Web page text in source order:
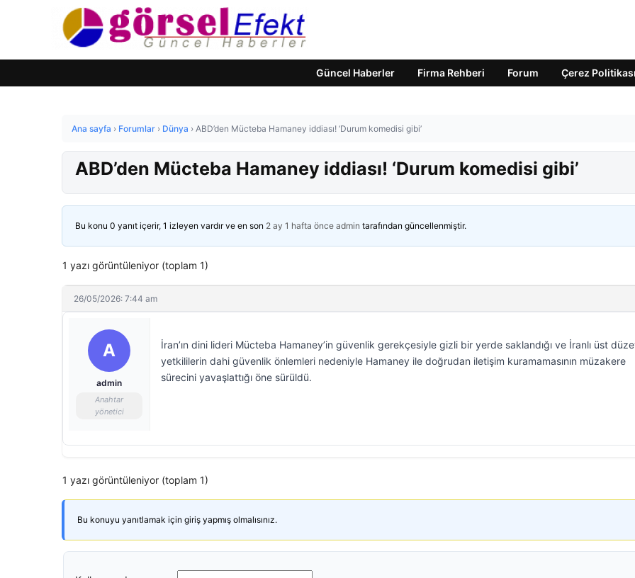
Güncel Haberler Firma Rehberi Forum Çerez Politikası
Ana sayfa › Forumlar › Dünya › ABD’den Mücteba Hamaney iddiası! ‘Durum komedisi gibi’
ABD’den Mücteba Hamaney iddiası! ‘Durum komedisi gibi’
Bu konu 0 yanıt içerir, 1 izleyen vardır ve en son 2 ay 1 hafta önce admin tarafından güncellenmiştir.
1 yazı görüntüleniyor (toplam 1)
26/05/2026: 7:44 am
A
admin
Anahtar
yönetici
İran’ın dini lideri Mücteba Hamaney’in güvenlik gerekçesiyle gizli bir yerde saklandığı ve İranlı üst
yetkililerin dahi güvenlik önlemleri nedeniyle Hamaney ile doğrudan iletişim kuramamasının müzakere
sürecini yavaşlattığı öne sürüldü.
1 yazı görüntüleniyor (toplam 1)
Bu konuyu yanıtlamak için giriş yapmış olmalısınız.